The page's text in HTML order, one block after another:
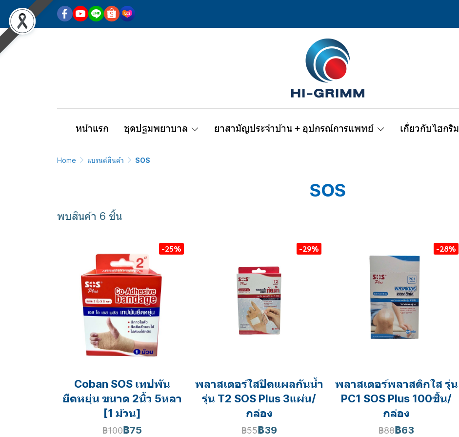
หน้าแรก ชุดปฐมพยาบาล ยาสามัญประจำบ้าน + อุปกรณ์การแพทย์ เกี่ยวกับไฮกริม
Home แบรนด์สินค้า SOS
SOS
พบสินค้า 6 ชิ้น
-25%
Coban SOS เทปพัน
ยืดหยุ่น ขนาด 2นิ้ว 5หลา
[1 ม้วน]
฿100฿75
-29%
พลาสเตอร์ใสปิดแผลกันน้ำ
รุ่น T2 SOS Plus 3แผ่น/
กล่อง
฿55฿39
-28%
พลาสเตอร์พลาสติกใส รุุ่น
PC1 SOS Plus 100ชิ้น/
กล่อง
฿88฿63